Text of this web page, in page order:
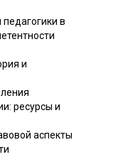
в
и
ресурсы и
аспекты